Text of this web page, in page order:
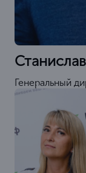
Генеральный